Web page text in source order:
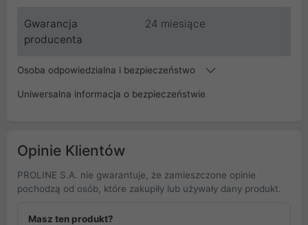
Gwarancja
producenta
24 miesiące
Osoba odpowiedzialna i bezpieczeństwo
Uniwersalna informacja o bezpieczeństwie
Opinie Klientów
PROLINE S.A. nie gwarantuje, że zamieszczone opinie
pochodzą od osób, które zakupiły lub używały dany produkt.
Masz ten produkt?